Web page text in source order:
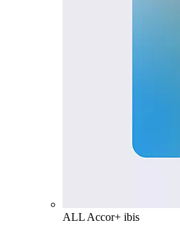
ALL Accor+ ibis